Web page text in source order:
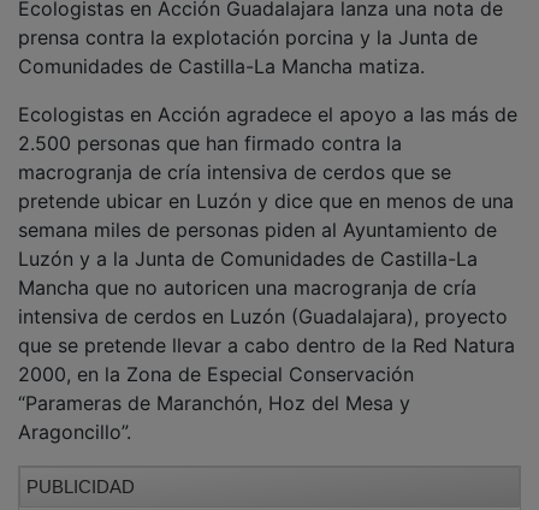
prensa contra la explotación porcina y la Junta de
Comunidades de Castilla-La Mancha matiza.
2.500 personas que han firmado contra la
macrogranja de cría intensiva de cerdos que se
pretende ubicar en Luzón y dice que en menos de una
semana miles de personas piden al Ayuntamiento de
Luzón y a la Junta de Comunidades de Castilla-La
Mancha que no autoricen una macrogranja de cría
intensiva de cerdos en Luzón (Guadalajara), proyecto
que se pretende llevar a cabo dentro de la Red Natura
2000, en la Zona de Especial Conservación
“Parameras de Maranchón, Hoz del Mesa y
Aragoncillo”.